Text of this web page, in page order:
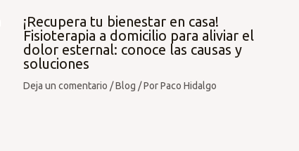
¡Recupera tu bienestar en casa!
Fisioterapia a domicilio para aliviar el
dolor esternal: conoce las causas y
soluciones
Deja un comentario /Blog / PorPaco Hidalgo